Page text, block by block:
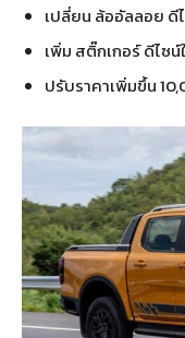
เปลี่ยน ล้ออัลลอย ดี
เพิ่ม สติ๊กเกอร์ ดีไซน์
ปรับราคาเพิ่มขึ้น